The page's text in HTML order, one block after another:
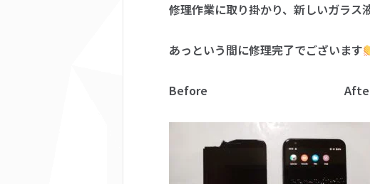
修理作業に取り掛かり、新しいガラス
あっという間に修理完了でございます
Before